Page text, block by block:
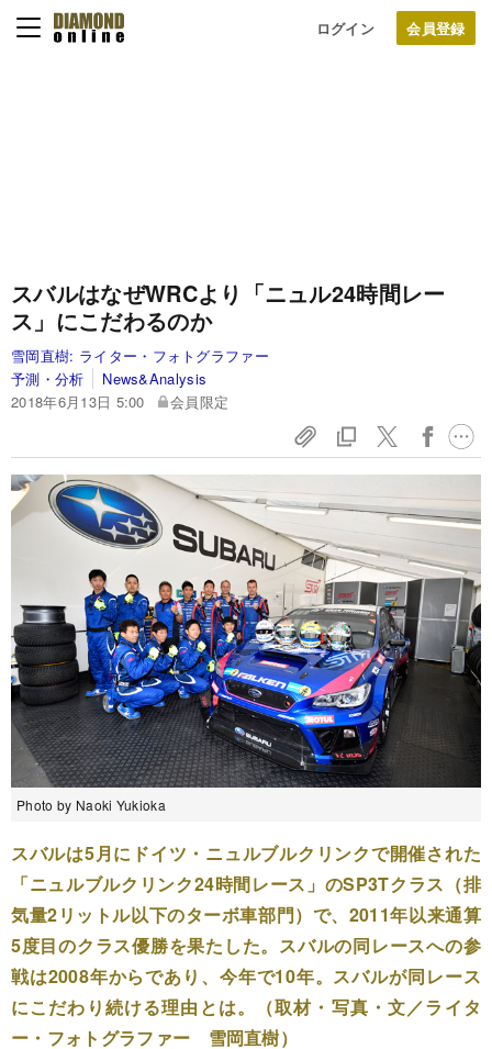
ログイン
スバルはなぜWRCより「ニュル24時間レー
ス」にこだわるのか
雪岡直樹: ライター・フォトグラファー
予測・分析
News&Analysis
2018年6月13日 5:00
会員限定
Photo by Naoki Yukioka
スバルは5月にドイツ・ニュルブルクリンクで開催された
「ニュルブルクリンク24時間レース」のSP3Tクラス（排
気量2リットル以下のターボ車部門）で、2011年以来通算
5度目のクラス優勝を果たした。スバルの同レースへの参
戦は2008年からであり、今年で10年。スバルが同レース
にこだわり続ける理由とは。（取材・写真・文／ライタ
ー・フォトグラファー 雪岡直樹）